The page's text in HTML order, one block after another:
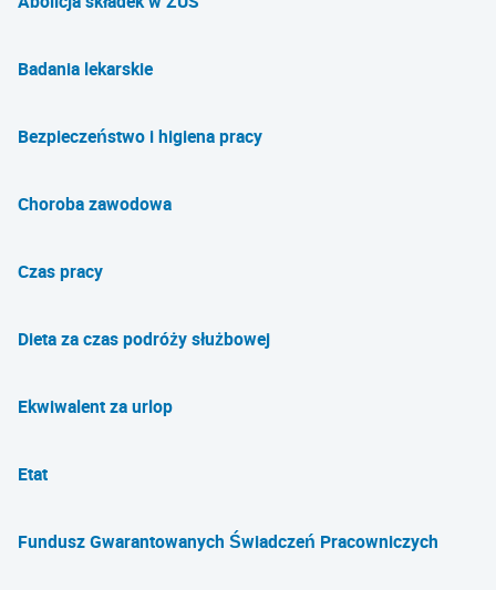
Badania lekarskie
Bezpieczeństwo i higiena pracy
Choroba zawodowa
Czas pracy
Dieta za czas podróży służbowej
Ekwiwalent za urlop
Etat
Fundusz Gwarantowanych Świadczeń Pracowniczych